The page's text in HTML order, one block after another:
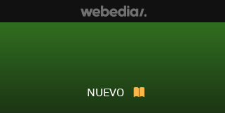
NUEVO